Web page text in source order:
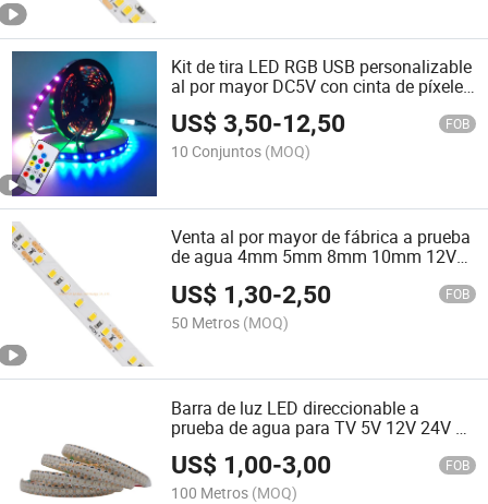
Kit de tira LED RGB USB personalizable
al por mayor DC5V con cinta de píxeles
direccionables Ws2812b y control
remoto para lámpara de gabinete de
TV 14keys
US$3,50-12,50 FOB
10 Conjuntos (MOQ)
Venta al por mayor de fábrica a prueba
de agua 4mm 5mm 8mm 10mm 12V
de fondo para TV Luz flexible de tira
LED para cocina bajo el gabinete
US$ 1,30-2,50 FOB
50 Metros (MOQ)
Barra de luz LED direccionable a
prueba de agua para TV 5V 12V 24V 30
60 144LEDs RGB Ws2812b Chip 5050
Luz LED RGB de píxel
US$ 1,00-3,00 FOB
100 Metros (MOQ)